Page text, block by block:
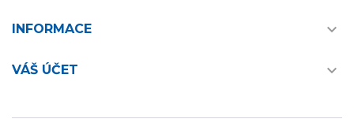
INFORMACE 
VÁŠ ÚČET 